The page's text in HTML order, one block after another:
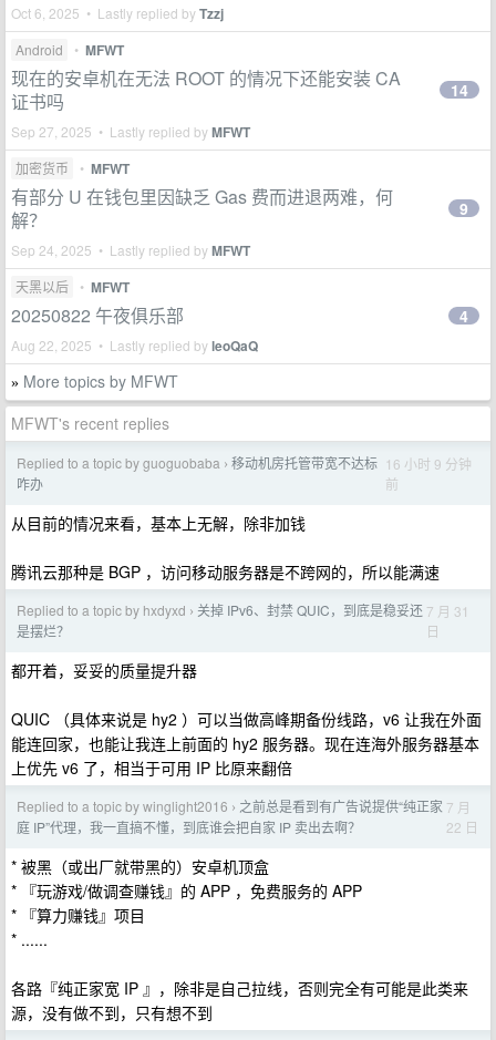
Oct 6, 2025 • Lastly replied byTzzj
Android • MFWT
现在的安卓机在无法 ROOT 的情况下还能安装 CA
证书吗
Sep 27, 2025 • Lastly replied byMFWT
14
加密货币 • MFWT
有部分 U 在钱包里因缺乏 Gas 费而进退两难，何
解？
Sep 24, 2025 • Lastly replied byMFWT
9
天黑以后 • MFWT
20250822 午夜俱乐部
Aug 22, 2025 • Lastly replied byleoQaQ
4
» More topics by MFWT
MFWT's recent replies
Replied to a topic by guoguobaba › 移动机房托管带宽不达标
咋办
16 小时 9 分钟
前
从目前的情况来看，基本上无解，除非加钱
腾讯云那种是 BGP ，访问移动服务器是不跨网的，所以能满速
Replied to a topic by hxdyxd › 关掉 IPv6、封禁 QUIC，到底是稳妥还
是摆烂？
7 月 31
日
都开着，妥妥的质量提升器
QUIC （具体来说是 hy2 ）可以当做高峰期备份线路，v6 让我在外面
能连回家，也能让我连上前面的 hy2 服务器。现在连海外服务器基本
上优先 v6 了，相当于可用 IP 比原来翻倍
Replied to a topic by winglight2016 › 之前总是看到有广告说提供“纯正家
庭 IP”代理，我一直搞不懂，到底谁会把自家 IP 卖出去啊？
7 月
22 日
* 被黑（或出厂就带黑的）安卓机顶盒
* 『玩游戏/做调查赚钱』的 APP ，免费服务的 APP
* 『算力赚钱』项目
* ......
各路『纯正家宽 IP 』，除非是自己拉线，否则完全有可能是此类来
源，没有做不到，只有想不到